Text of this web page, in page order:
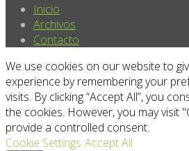
Inicio
Archivos
Contacto
We use cookies on our website to
experience by remembering your
visits. By clicking “Accept All”, you
the cookies. However, you may visit
provide a controlled consent.
Cookie Settings Accept All